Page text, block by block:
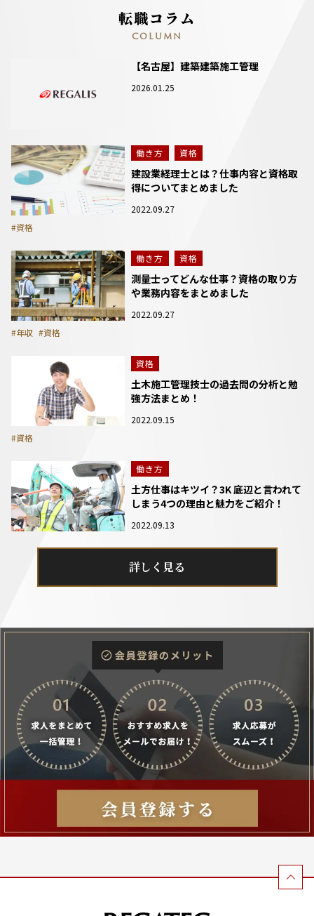
転職コラム
COLUMN
【名古屋】建築建築施工管理
2026.01.25
働き方 資格
建設業経理士とは？仕事内容と資格取
得についてまとめました
2022.09.27
#資格
働き方 資格
測量士ってどんな仕事？資格の取り方
や業務内容をまとめました
2022.09.27
#年収 #資格
資格
土木施工管理技士の過去問の分析と勉
強方法まとめ！
2022.09.15
#資格
働き方
土方仕事はキツイ？3K 底辺と言われて
しまう4つの理由と魅力をご紹介！
2022.09.13
詳しく見る